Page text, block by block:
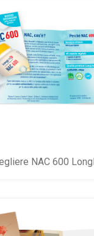
NAC 600